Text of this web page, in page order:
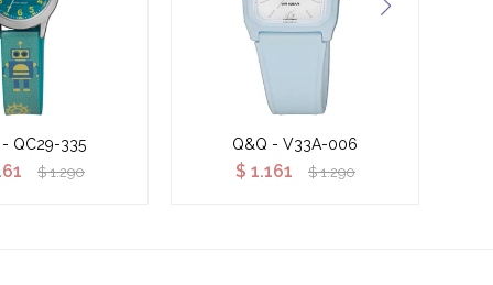
QC29-335
$ 1.290
Q&Q - V33A-006
$ 1.161 $ 1.290